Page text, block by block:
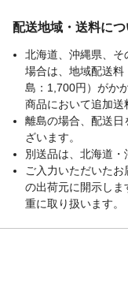
配送地域・送料につ
北海道、沖縄県、そ
場合は、地域配送
島：1,700円）がか
商品において追加送
離島の場合、配送
ざいます。
別送品は、北海道・
ご入力いただいた
の出荷元に開示し
重に取り扱います。